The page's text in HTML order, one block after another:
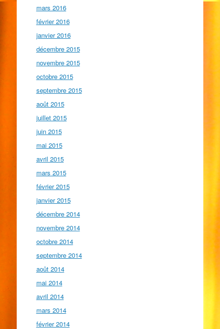
mars 2016
février 2016
janvier 2016
décembre 2015
novembre 2015
octobre 2015
septembre 2015
août 2015
juillet 2015
juin 2015
mai 2015
avril 2015
mars 2015
février 2015
janvier 2015
décembre 2014
novembre 2014
octobre 2014
septembre 2014
août 2014
mai 2014
avril 2014
mars 2014
février 2014